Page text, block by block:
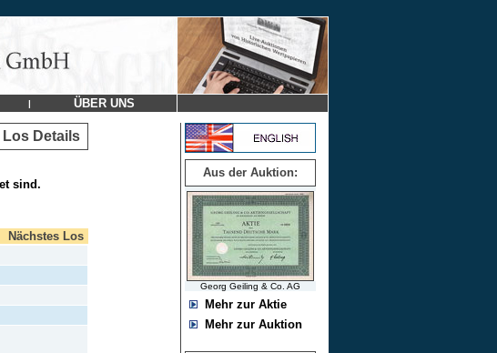
| ÜBER UNS
Los Details
sind.
Nächstes Los
Aus der Auktion:
Georg Geiling & Co. AG
Mehr zur Aktie
Mehr zur Auktion